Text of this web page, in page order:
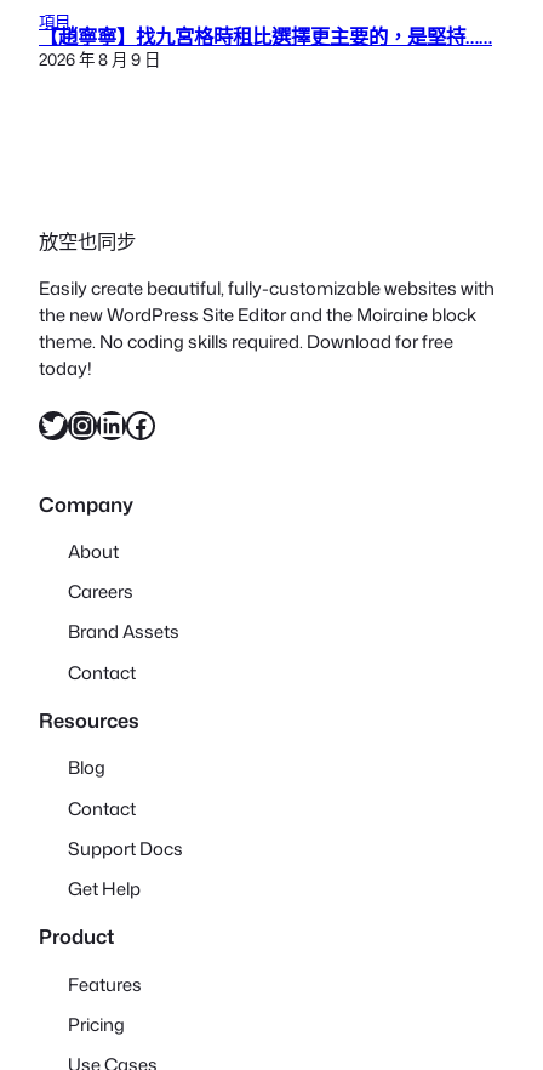
項目
【趙寧寧】找九宮格時租比選擇更主要的，是堅持……
2026 年 8 月 9 日
放空也同步
Easily create beautiful, fully-customizable websites with
the new WordPress Site Editor and the Moiraine block
theme. No coding skills required. Download for free
today!
X InstagramLinkedIn Facebook
Company
About
Careers
Brand Assets
Contact
Resources
Blog
Contact
Support Docs
Get Help
Product
Features
Pricing
Use Cases